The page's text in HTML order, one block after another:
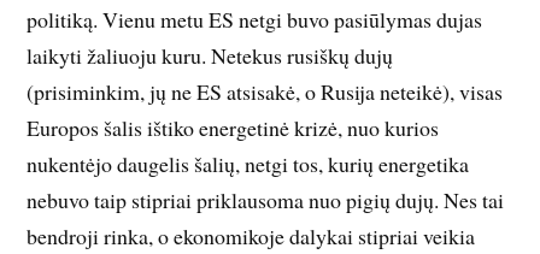
politiką. Vienu metu ES netgi buvo pasiūlymas dujas
laikyti žaliuoju kuru. Netekus rusiškų dujų
(prisiminkim, jų ne ES atsisakė, o Rusija neteikė), visas
Europos šalis ištiko energetinė krizė, nuo kurios
nukentėjo daugelis šalių, netgi tos, kurių energetika
nebuvo taip stipriai priklausoma nuo pigių dujų. Nes tai
bendroji rinka, o ekonomikoje dalykai stipriai veikia